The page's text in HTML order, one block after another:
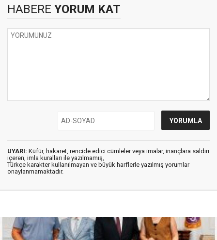
HABERE YORUM KAT
UYARI: Küfür, hakaret, rencide edici cümleler veya imalar, inançlara saldırı
içeren, imla kuralları ile yazılmamış,
Türkçe karakter kullanılmayan ve büyük harflerle yazılmış yorumlar
onaylanmamaktadır.